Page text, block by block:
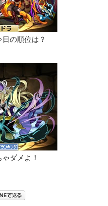
の順位は？
ダメよ！